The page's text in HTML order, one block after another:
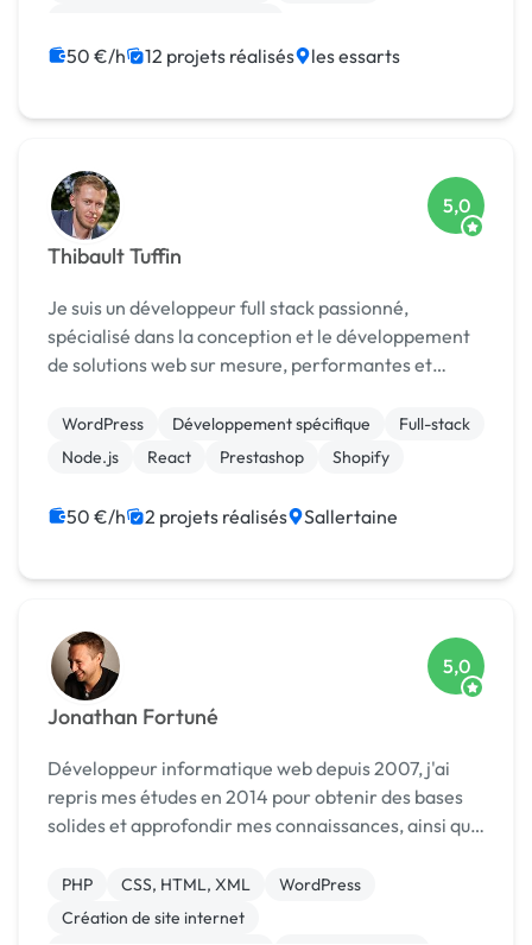
Modules et composants
Agile / Scrum
50 €/h 12 projets réalisés les essarts
Thibault Tuffin
5,0
Je suis un développeur full stack passionné,
spécialisé dans la conception et le développement
de solutions web sur mesure, performantes et
WordPress, Prestashop, Shopify et des technologies
modernes comme ...
WordPress Développement spécifique
Full-stack
Node.js
React Prestashop Shopify
50 €/h 2 projets réalisés Sallertaine
Jonathan Fortuné
5,0
Développeur informatique web depuis 2007, j'ai
repris mes études en 2014 pour obtenir des bases
solides et approfondir mes connaissances, ainsi que
m'ont permis d'obtenir un titre professionnel de
"C...
PHP CSS, HTML, XML
WordPress
Création de site internet